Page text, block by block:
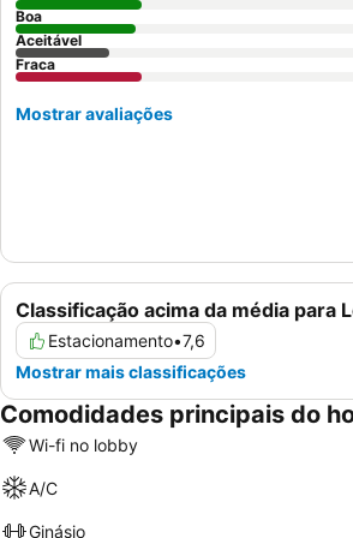
Classificação acima da média para
Estacionamento•7,6
Mostrar mais classificações
Boa
Aceitável
Fraca
Mostrar avaliações
Comodidades principais do
Wi-fi no lobby
A/C
Ginásio